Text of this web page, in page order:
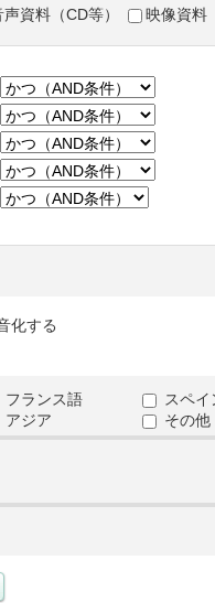
声資料（CD等） 映像資料
化する
フランス語 スペイ
アジア
その他